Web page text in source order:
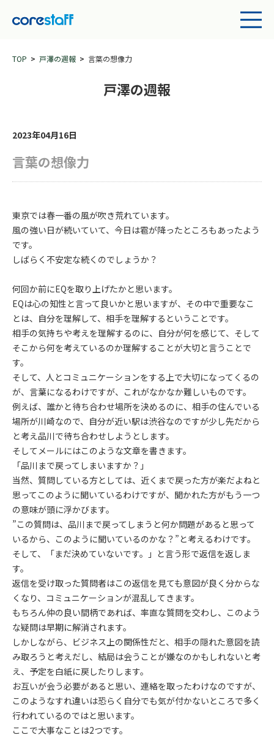
TOP 戸澤の週報 言葉の想像力
戸澤の週報
2023年04月16日
言葉の想像力
東京では春一番の風が吹き荒れています。
風の強い日が続いていて、今日は雹が降ったところもあったよう
です。
しばらく不安定な続くのでしょうか？
何回か前にEQを取り上げたかと思います。
EQは心の知性と言って良いかと思いますが、その中で重要なこ
とは、自分を理解して、相手を理解するということです。
相手の気持ちや考えを理解するのに、自分が何を感じて、そして
そこから何を考えているのか理解することが大切と言うことで
す。
そして、人とコミュニケーションをする上で大切になってくるの
が、言葉になるわけですが、これがなかなか難しいものです。
例えば、誰かと待ち合わせ場所を決めるのに、相手の住んでいる
場所が川崎なので、自分が近い駅は渋谷なのですが少し先だから
と考え品川で待ち合わせしようとします。
そしてメールにはこのような文章を書きます。
「品川まで戻ってしまいますか？」
当然、質問している方としては、近くまで戻った方が楽だよねと
思ってこのように聞いているわけですが、聞かれた方がもう一つ
の意味が頭に浮かびます。
”この質問は、品川まで戻ってしまうと何か問題があると思って
いるから、このように聞いているのかな？”と考えるわけです。
そして、「まだ決めていないです。」と言う形で返信を返しま
す。
返信を受け取った質問者はこの返信を見ても意図が良く分からな
くなり、コミュニケーションが混乱してきます。
もちろん仲の良い間柄であれば、率直な質問を交わし、このよう
な疑問は早期に解消されます。
しかしながら、ビジネス上の関係性だと、相手の隠れた意図を読
み取ろうと考えだし、結局は会うことが嫌なのかもしれないと考
え、予定を白紙に戻したりします。
お互いが会う必要があると思い、連絡を取ったわけなのですが、
このようなすれ違いは恐らく自分でも気が付かないところで多く
行われているのではと思います。
ここで大事なことは2つです。